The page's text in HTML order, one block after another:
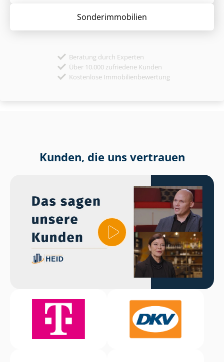
Sonder­immobilien
Beratung durch Experten
Über 10.000 zufriedene Kunden
Kostenlose Immobilienbewertung
Kunden, die uns vertrauen